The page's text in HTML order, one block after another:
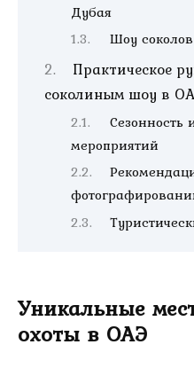
Дубая
Шоу
Практическое
соколиным шоу в
Сезонность
мероприятий
Уникальные
охоты в ОАЭ